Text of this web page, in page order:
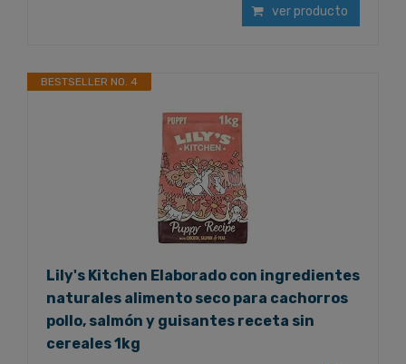
ver producto
BESTSELLER NO. 4
Lily's Kitchen Elaborado con ingredientes
naturales alimento seco para cachorros
pollo, salmón y guisantes receta sin
cereales 1kg